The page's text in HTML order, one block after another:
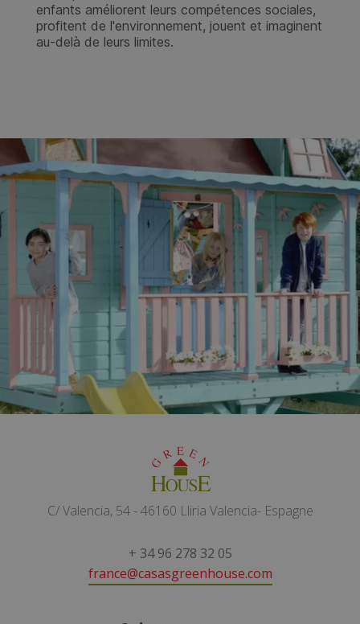
Une maison en bois pour
chaque enfant
Nous disposons d'une large gamme de maisons
pour enfants : surélevées, avec lits superposés,
avec terrasses, toboggans et même à deux
étages. Peu importe comment vous voulez la
pour que le plaisir ne tarde pas à arriver chez